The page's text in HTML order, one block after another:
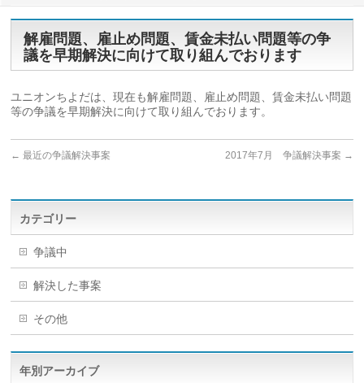
解雇問題、雇止め問題、賃金未払い問題等の争
議を早期解決に向けて取り組んでおります
ユニオンちよだは、現在も解雇問題、雇止め問題、賃金未払い問題
等の争議を早期解決に向けて取り組んでおります。
← 最近の争議解決事案 2017年7月 争議解決事案 →
カテゴリー
争議中
解決した事案
その他
年別アーカイブ